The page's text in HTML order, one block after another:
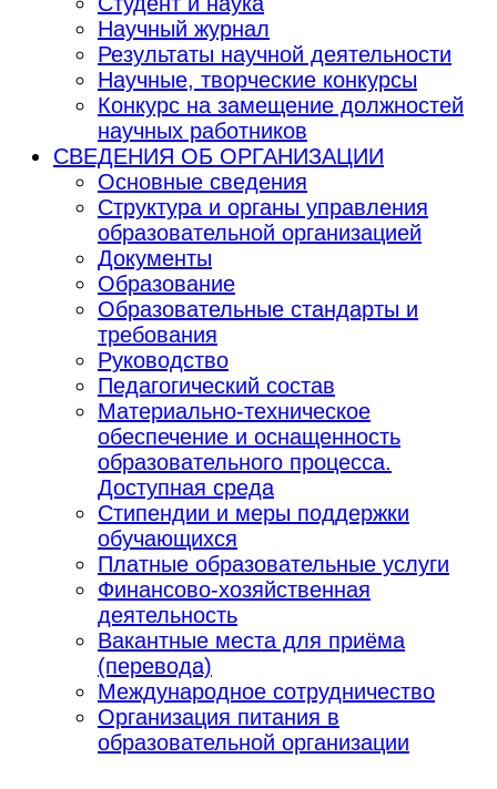
Научный журнал
Результаты научной деятельности
Научные, творческие конкурсы
Конкурс на замещение должностей
научных работников
СВЕДЕНИЯ ОБ ОРГАНИЗАЦИИ
Основные сведения
Структура и органы управления
образовательной организацией
Документы
Образование
Образовательные стандарты и
требования
Руководство
Педагогический состав
Материально-техническое
обеспечение и оснащенность
образовательного процесса.
Доступная среда
Стипендии и меры поддержки
обучающихся
Платные образовательные услуги
Финансово-хозяйственная
деятельность
Вакантные места для приёма
(перевода)
Международное сотрудничество
Организация питания в
образовательной организации